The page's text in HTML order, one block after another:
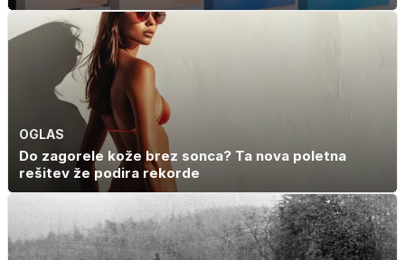
OGLAS
Do zagorele kože brez sonca? Ta nova poletna
rešitev že podira rekorde